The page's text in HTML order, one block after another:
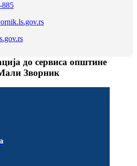
885
до сервиса општине
Зворник